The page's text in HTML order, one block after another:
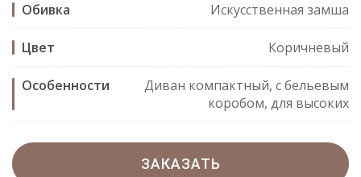
Обивка Искусственная замша
Цвет Коричневый
Особенности
Диван компактный, с бельевым
коробом, для высоких
ЗАКАЗАТЬ